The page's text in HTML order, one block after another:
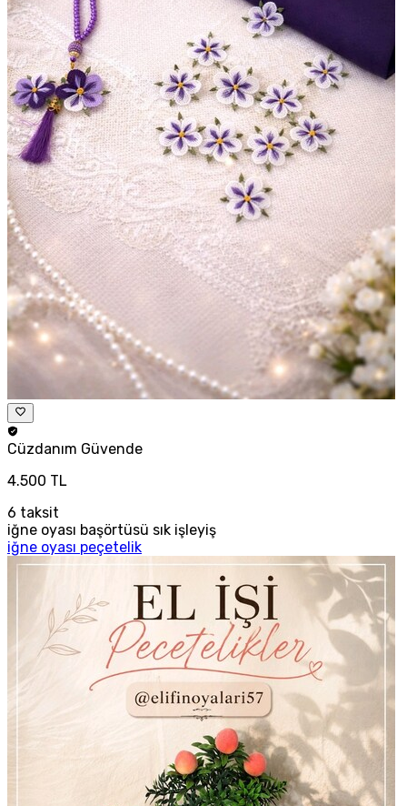
Cüzdanım Güvende
4.500 TL
6 taksit
iğne oyası başörtüsü sık işleyiş
iğne oyası peçetelik